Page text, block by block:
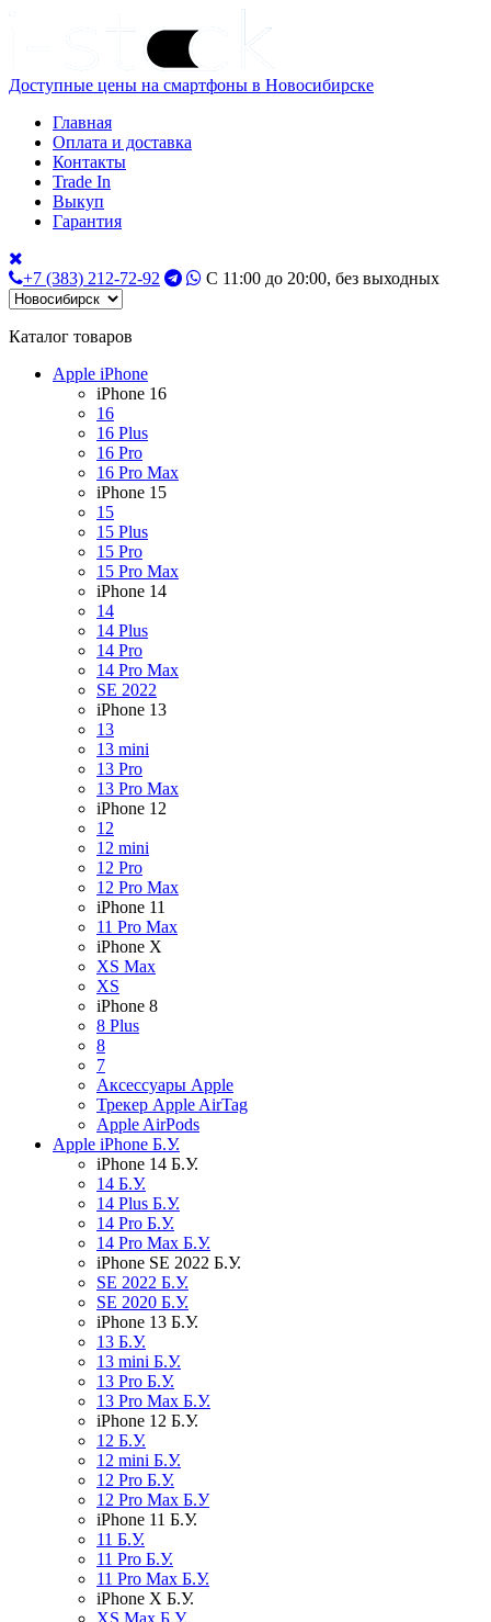
Доступные цены на смартфоны в Новосибирске
Главная
Оплата и доставка
Контакты
Trade In
Выкуп
Гарантия
+7 (383) 212-72-92 С 11:00 до 20:00, без выходных
Каталог товаров
Apple iPhone
iPhone 16
16
16 Plus
16 Pro
16 Pro Max
iPhone 15
15
15 Plus
15 Pro
15 Pro Max
iPhone 14
14
14 Plus
14 Pro
14 Pro Max
SE 2022
iPhone 13
13
13 mini
13 Pro
13 Pro Max
iPhone 12
12
12 mini
12 Pro
12 Pro Max
iPhone 11
11 Pro Max
iPhone X
XS Max
XS
iPhone 8
8 Plus
8
7
Аксессуары Apple
Трекер Apple AirTag
Apple AirPods
Apple iPhone Б.У.
iPhone 14 Б.У.
14 Б.У.
14 Plus Б.У.
14 Pro Б.У.
14 Pro Max Б.У.
iPhone SE 2022 Б.У.
SE 2022 Б.У.
SE 2020 Б.У.
iPhone 13 Б.У.
13 Б.У.
13 mini Б.У.
13 Pro Б.У.
13 Pro Max Б.У.
iPhone 12 Б.У.
12 Б.У.
12 mini Б.У.
12 Pro Б.У.
12 Pro Max Б.У
iPhone 11 Б.У.
11 Б.У.
11 Pro Б.У.
11 Pro Max Б.У.
iPhone X Б.У.
XS Max Б.У.